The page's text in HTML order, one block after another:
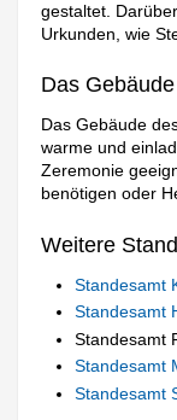
gestaltet.
Urkunden, wie
Das Gebäude
Das Gebäude
warme und
Zeremonie
benötigen oder
Weitere
Standesamt
Standesamt
Standesamt
Standesamt
Standesamt